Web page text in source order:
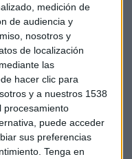
medición de
de audiencia y
nosotros y
de localización
las
hacer clic para
y a nuestros 1538
procesamiento
puede acceder
sus preferencias
Tenga en